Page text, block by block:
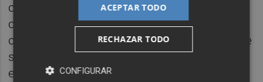
conducta de la vida pública, conocido como
comité Nolan. Su es referente mundial para
cualquier Gobierno interesado por la ética de
sus políticos y funcionarios. Muy claro,
especifica siete principios indispensables
ACEPTAR TODO
RECHAZAR TODO
CONFIGURAR